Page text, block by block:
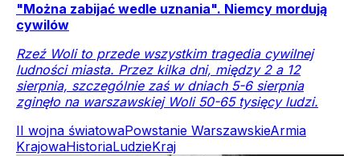
"Można zabijać wedle uznania". Niemcy mordują
cywilów
Rzeź Woli to przede wszystkim tragedia cywilnej
ludności miasta. Przez kilka dni, między 2 a 12
sierpnia, szczególnie zaś w dniach 5-6 sierpnia
zginęło na warszawskiej Woli 50-65 tysięcy ludzi.
II wojna światowaPowstanie WarszawskieArmia
KrajowaHistoriaLudzieKraj